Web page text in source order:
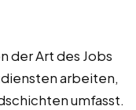
der Art des Jobs
arbeiten,
umfasst.